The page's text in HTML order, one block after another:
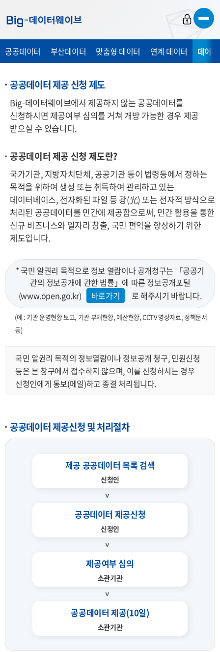
가
가
가
공공데이터 부산데이터 맞춤형 데이터 연계 데이터 데이
공공데이터 제공 신청 제도
Big-데이터웨이브에서 제공하지 않는 공공데이터를
신청하시면 제공여부 심의를 거쳐 개방 가능한 경우 제공
받으실 수 있습니다.
공공데이터 제공 신청 제도란?
국가기관, 지방자치단체, 공공기관 등이 법령등에서 정하는
목적을 위하여 생성 또는 취득하여 관리하고 있는
데이터베이스, 전자화된 파일 등 광(光) 또는 전자적 방식으로
처리된 공공데이터를 민간에 제공함으로써, 민간 활용을 통한
신규 비즈니스와 일자리 창출, 국민 편익을 향상하기 위한
제도입니다.
* 국민 알권리 목적으로 정보 열람이나 공개청구는 「공공기
관의 정보공개에 관한 법률」에 따른 정보공개포털
(www.open.go.kr)
바로가기 로 해주시기 바랍니다.
(예 : 기관 운영현황 보고, 기관 부채현황, 예산현황, CCTV 영상자료, 정책문서
등)
국민 알권리 목적의 정보열람이나 정보공개 청구, 민원신청
등은 본 창구에서 접수하지 않으며, 이를 신청하시는 경우
신청인에게 통보(메일)하고 종결 처리됩니다.
공공데이터 제공신청 및 처리절차
제공 공공데이터 목록 검색
신청인
공공데이터 제공신청
신청인
제공여부 심의
소관기관
공공데이터 제공(10일)
소관기관